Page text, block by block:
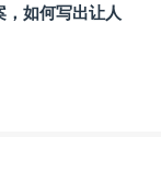
如何写出让人